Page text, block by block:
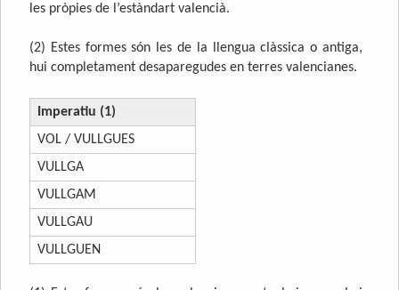
les pròpies de l’estàndart valencià.
(2) Estes formes són les de la llengua clàssica o antiga,
hui completament desaparegudes en terres valencianes.
Imperatiu (1)
VOL / VULLGUES
VULLGA
VULLGAM
VULLGAU
VULLGUEN